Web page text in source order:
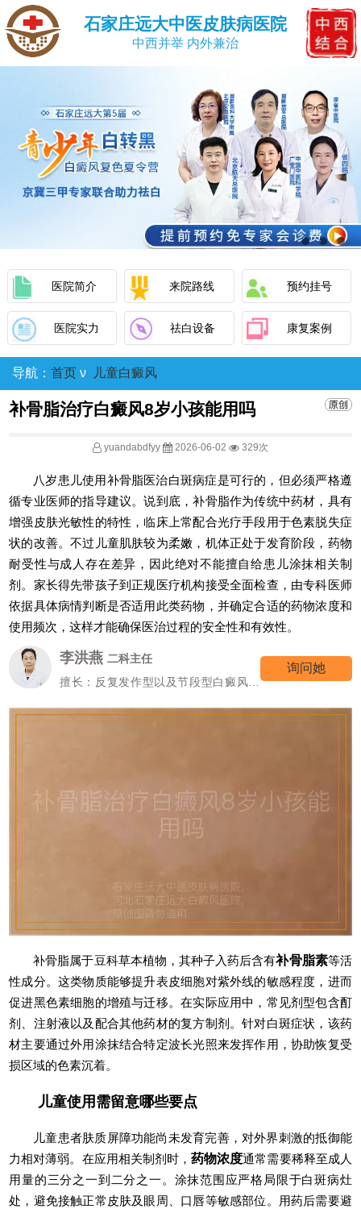
石家庄远大中医皮肤病医院
中西并举 内外兼治
医院简介 来院路线 预约挂号
医院实力 祛白设备 康复案例
导航： 首页 ν 儿童白癜风
补骨脂治疗白癜风8岁小孩能用吗
yuandabdfyy 2026-06-02 329次
八岁患儿使用补骨脂医治白斑病症是可行的，但必须严格遵
循专业医师的指导建议。说到底，补骨脂作为传统中药材，具有
增强皮肤光敏性的特性，临床上常配合光疗手段用于色素脱失症
状的改善。不过儿童肌肤较为柔嫩，机体正处于发育阶段，药物
耐受性与成人存在差异，因此绝对不能擅自给患儿涂抹相关制
剂。家长得先带孩子到正规医疗机构接受全面检查，由专科医师
依据具体病情判断是否适用此类药物，并确定合适的药物浓度和
使用频次，这样才能确保医治过程的安全性和有效性。
李洪燕 二科主任
擅长：反复发作型以及节段型白癜风诊
询问她
补骨脂属于豆科草本植物，其种子入药后含有补骨脂素等活
性成分。这类物质能够提升表皮细胞对紫外线的敏感程度，进而
促进黑色素细胞的增殖与迁移。在实际应用中，常见剂型包含酊
剂、注射液以及配合其他药材的复方制剂。针对白斑症状，该药
材主要通过外用涂抹结合特定波长光照来发挥作用，协助恢复受
损区域的色素沉着。
儿童使用需留意哪些要点
儿童患者肤质屏障功能尚未发育完善，对外界刺激的抵御能
力相对薄弱。在应用相关制剂时，药物浓度通常需要稀释至成人
用量的三分之一到二分之一。涂抹范围应严格局限于白斑病灶
处，避免接触正常皮肤及眼周、口唇等敏感部位。用药后需要避